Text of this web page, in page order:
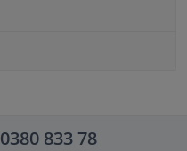
0380 833 78